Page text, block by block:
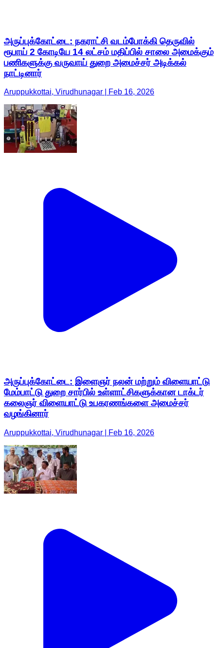
அருப்புக்கோட்டை: நகராட்சி வடம்போக்கி தெருவில்
ரூபாய் 2 கோடியே 14 லட்சம் மதிப்பில் சாலை அமைக்கும்
பணிகளுக்கு வருவாய் துறை அமைச்சர் அடிக்கல்
நாட்டினார்
Aruppukkottai, Virudhunagar | Feb 16, 2026
அருப்புக்கோட்டை: இளைஞர் நலன் மற்றும் விளையாட்டு
மேம்பாட்டு துறை சார்பில் உள்ளாட்சிகளுக்கான டாக்டர்
கலைஞர் விளையாட்டு உபகரணங்களை அமைச்சர்
வழங்கினார்
Aruppukkottai, Virudhunagar | Feb 16, 2026